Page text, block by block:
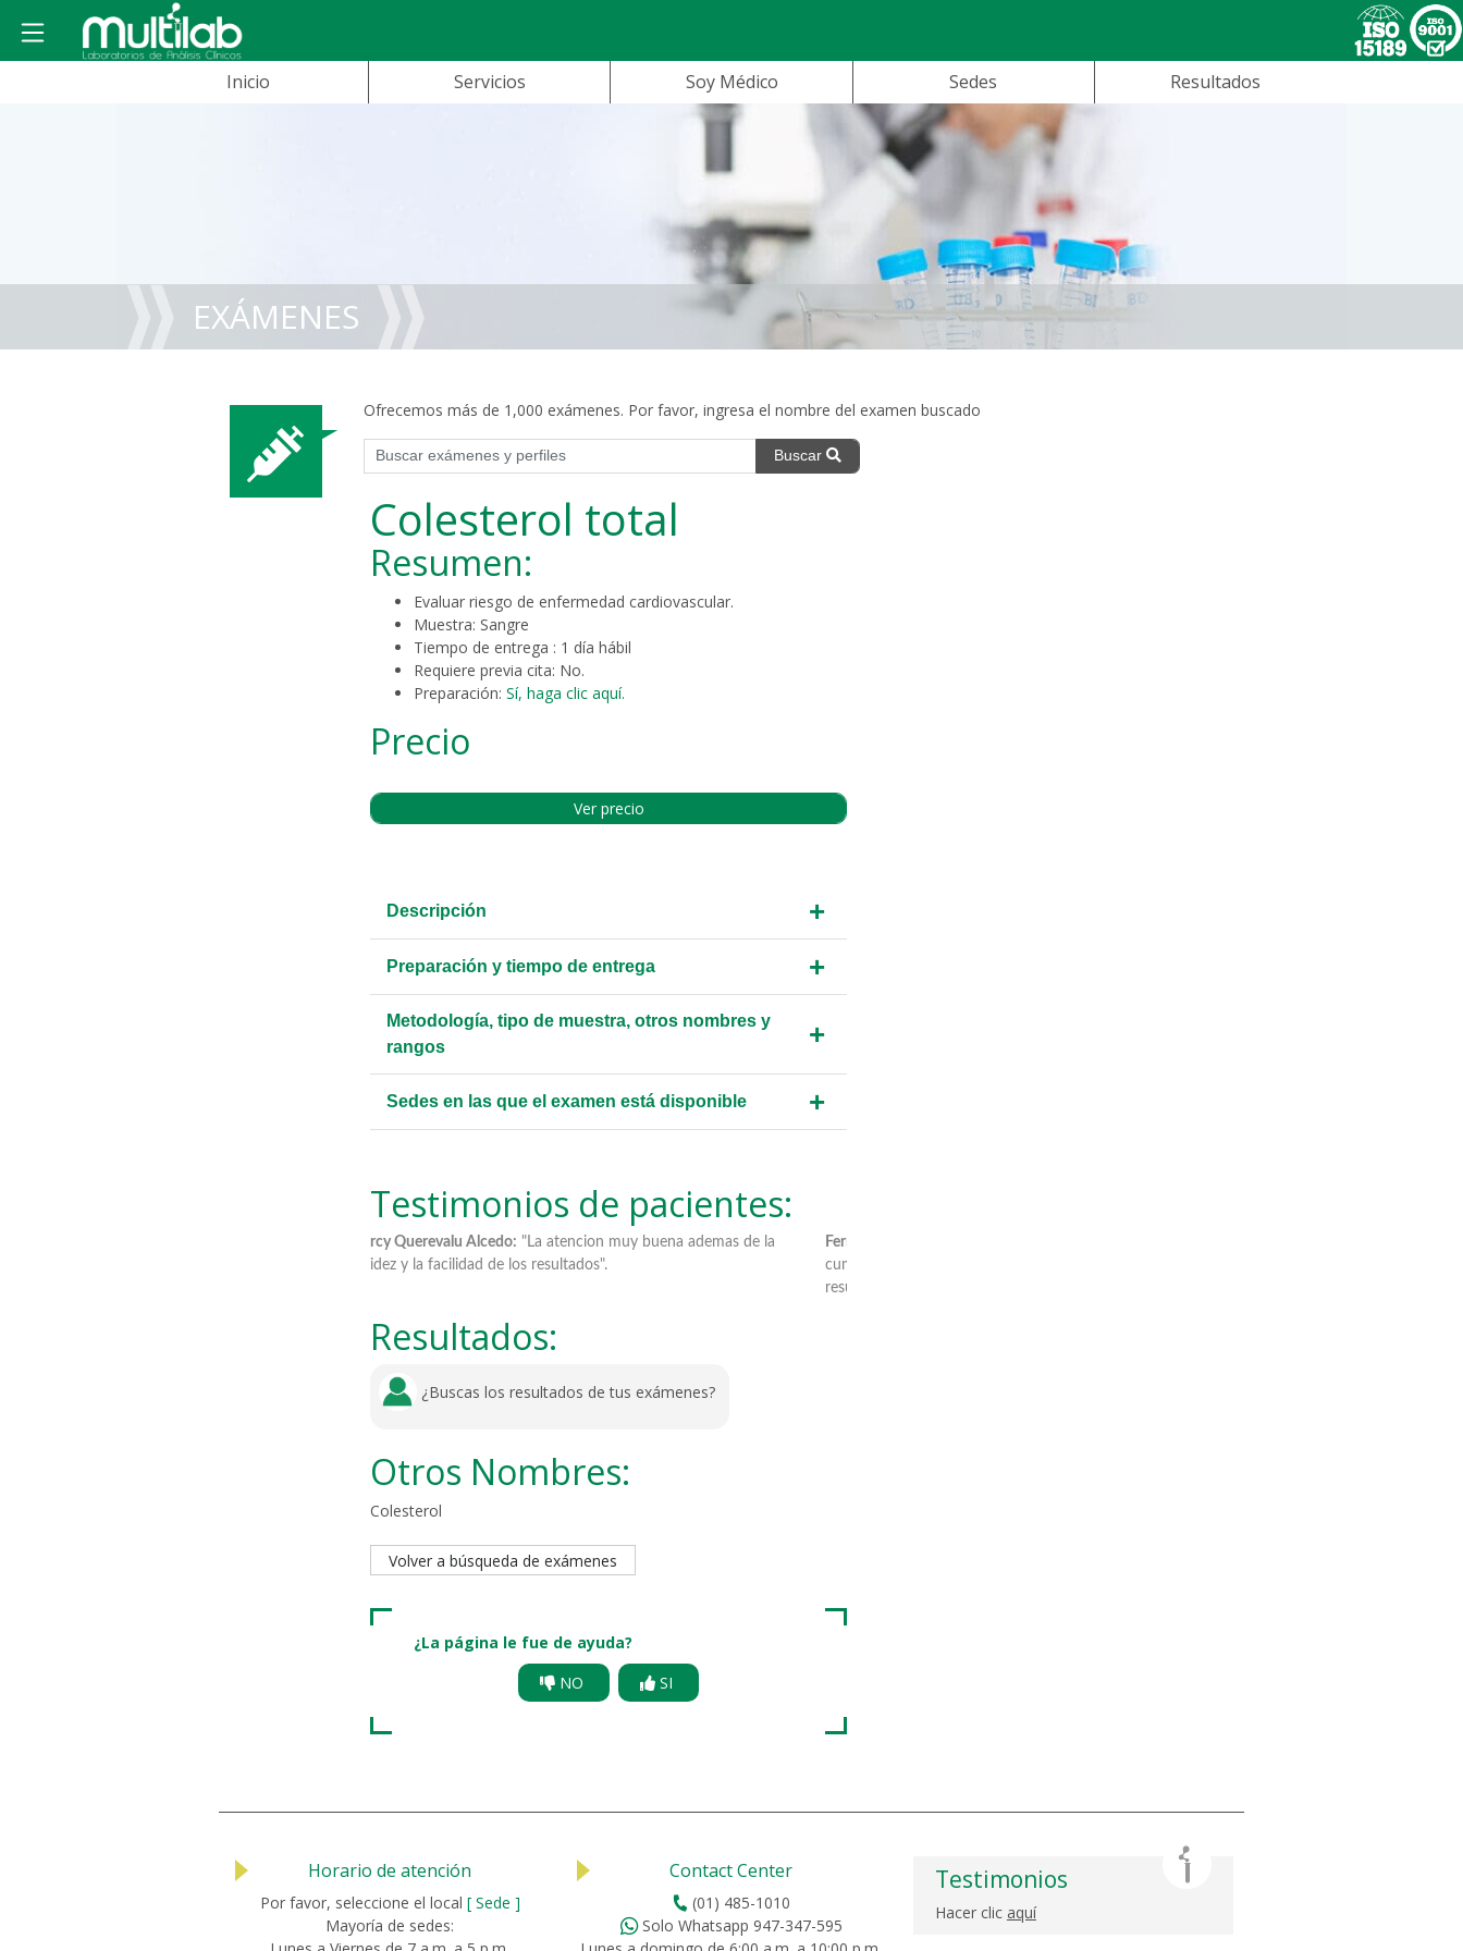
Inicio Servicios Soy Médico Sedes Resultados
EXÁMENES
Ofrecemos más de 1,000 exámenes. Por favor, ingresa el nombre del examen buscado
Buscar
Colesterol total
Resumen:
Evaluar riesgo de enfermedad cardiovascular.
Muestra: Sangre
Tiempo de entrega : 1 día hábil
Requiere previa cita: No.
Preparación:Sí, haga clic aquí.
Precio
Ver precio
Descripción +
Preparación y tiempo de entrega +
Metodología, tipo de muestra, otros nombres y
rangos
+
Sedes en las que el examen está disponible +
Testimonios de pacientes:
"La atencion muy buena ademas de la
rapidez y la facilidad de los resultados".
Fernando Espinoza:
"Solicité dos exámenes a domicilio para mi mamá y
cumplieron con el horario, buen trato para un adulto mayor. Y los
resultados el mismo día".
Resultados:
¿Buscas los resultados de tus exámenes?
Otros Nombres:
Colesterol
Volver a búsqueda de exámenes
¿La página le fue de ayuda?
NO
SI
Horario de atención
Por favor, seleccione el local [ Sede ]
Mayoría de sedes:
Contact Center
(01) 485-1010
Solo Whatsapp 947-347-595
Testimonios
Hacer clic aquí